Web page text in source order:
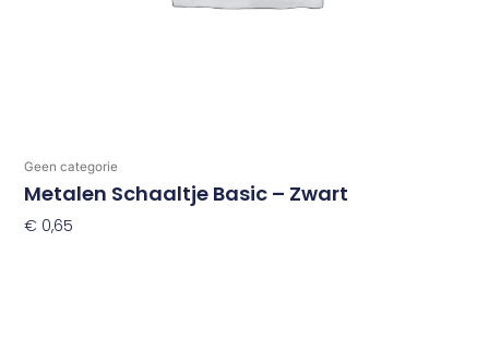
Geen categorie
Metalen Schaaltje Basic – Zwart
€ 0,65